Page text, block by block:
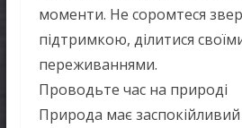
моменти. Не соромтеся
підтримкою, ділитися
переживаннями.
Проводьте час на природі
Природа має